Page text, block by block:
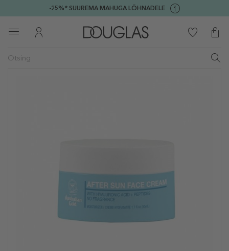
-25%* SUUREMA MAHUGA LÕHNADELE